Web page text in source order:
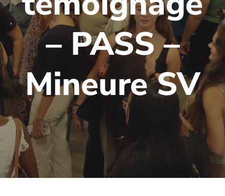
– PASS –
Mineure SV